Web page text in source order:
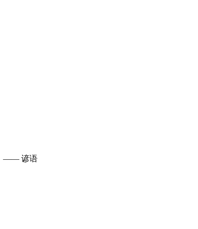
—— 谚语